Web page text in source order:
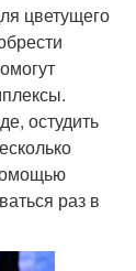
цветущего
остудить
раз в